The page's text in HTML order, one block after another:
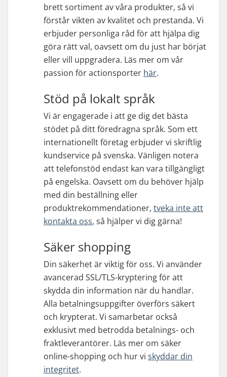
brett sortiment av våra produkter, så vi
förstår vikten av kvalitet och prestanda. Vi
erbjuder personliga råd för att hjälpa dig
göra rätt val, oavsett om du just har börjat
eller vill uppgradera. Läs mer om vår
passion för actionsporter här.
Stöd på lokalt språk
Vi är engagerade i att ge dig det bästa
stödet på ditt föredragna språk. Som ett
internationellt företag erbjuder vi skriftlig
kundservice på svenska. Vänligen notera
att telefonstöd endast kan vara tillgängligt
på engelska. Oavsett om du behöver hjälp
med din beställning eller
produktrekommendationer, tveka inte att
kontakta oss, så hjälper vi dig gärna!
Säker shopping
Din säkerhet är viktig för oss. Vi använder
avancerad SSL/TLS-kryptering för att
skydda din information när du handlar.
Alla betalningsuppgifter överförs säkert
och krypterat. Vi samarbetar också
exklusivt med betrodda betalnings- och
fraktleverantörer. Läs mer om säker
online-shopping och hur vi skyddar din
integritet.